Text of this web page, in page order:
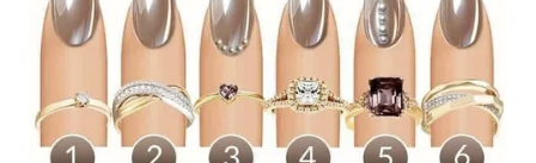
WAHANA
LISTRIK
WAHANA
TRAVEL